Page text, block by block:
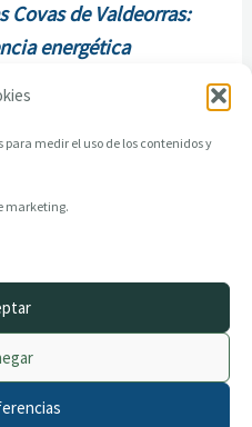
medir el uso de los contenidos y
marketing.
Covas de Valdeorras:
energética
· Todos los derechos reservados
Cookies